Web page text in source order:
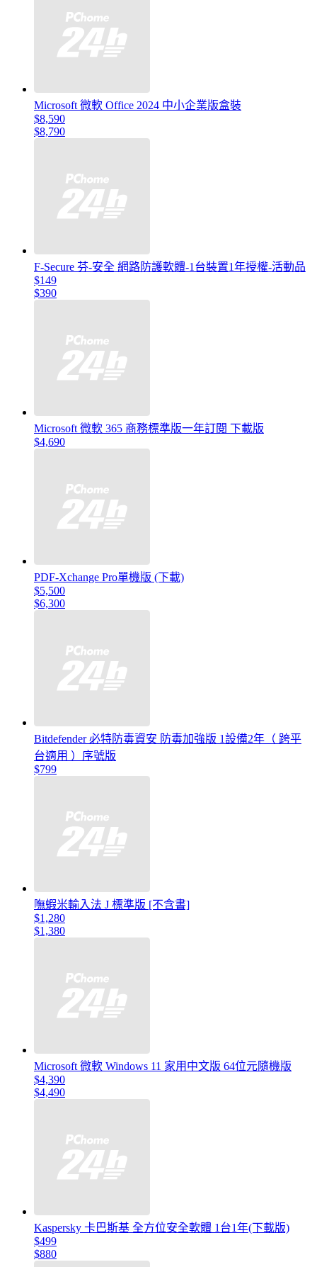
Microsoft 微軟 Office 2024 中小企業版盒裝
$8,590
$8,790
F-Secure 芬-安全 網路防護軟體-1台裝置1年授權-活動品
$149
$390
Microsoft 微軟 365 商務標準版一年訂閱 下載版
$4,690
PDF-Xchange Pro單機版 (下載)
$5,500
$6,300
Bitdefender 必特防毒資安 防毒加強版 1設備2年（ 跨平
台適用 ）序號版
$799
嘸蝦米輸入法 J 標準版 [不含書]
$1,280
$1,380
Microsoft 微軟 Windows 11 家用中文版 64位元隨機版
$4,390
$4,490
Kaspersky 卡巴斯基 全方位安全軟體 1台1年(下載版)
$499
$880